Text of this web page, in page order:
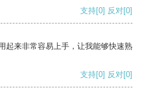
支持[0] 反对[0]
起来非常容易上手，让我能够快速熟
支持[0] 反对[0]